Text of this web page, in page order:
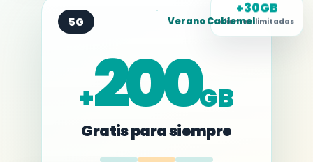
5G Verano Cablemel
+200GB
Gratis para siempre
+30GB
clientes ilimitadas